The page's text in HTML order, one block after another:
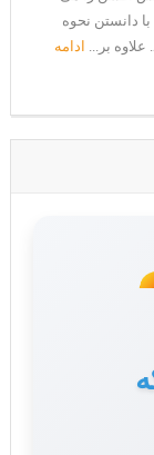
دانستن نحوه
بر...
ادامه